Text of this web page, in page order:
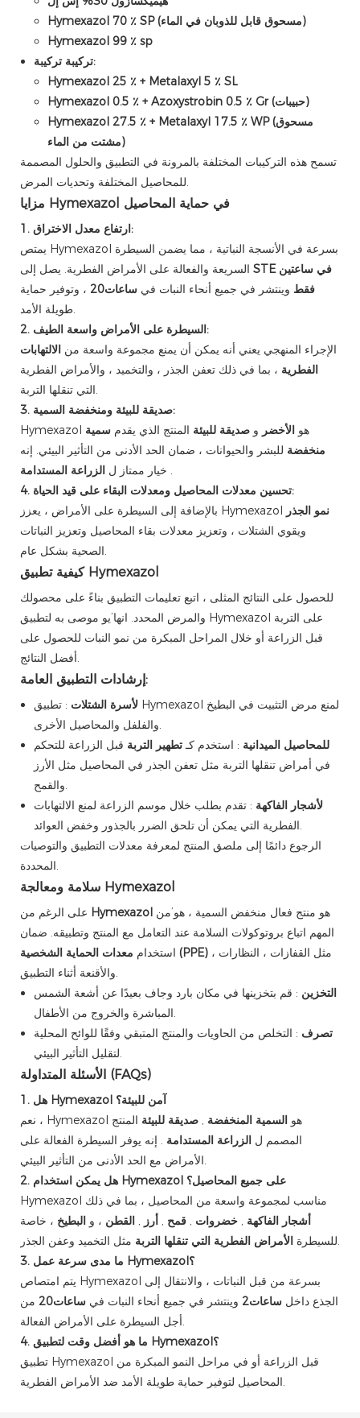
Hymexazol 70 ٪ SP (مسحوق قابل للذوبان في الماء)
Hymexazol 99 ٪ sp
تركيبة تركيبة:
Hymexazol 25 ٪ + Metalaxyl 5 ٪ SL
Hymexazol 0.5 ٪ + Azoxystrobin 0.5 ٪ Gr (حبيبات)
Hymexazol 27.5 ٪ + Metalaxyl 17.5 ٪ WP (مسحوق
مشتت من الماء)
تسمح هذه التركيبات المختلفة بالمرونة في التطبيق والحلول المصممة
للمحاصيل المختلفة وتحديات المرض.
مزايا Hymexazol في حماية المحاصيل
1. ارتفاع معدل الاختراق:
يمتص Hymexazol بسرعة في الأنسجة النباتية ، مما يضمن السيطرة
STE في ساعتين
فقط وينتشر في جميع أنحاء النبات في ساعات20
، وتوفير حماية
طويلة الأمد.
2. السيطرة على الأمراض واسعة الطيف:
الإجراء المنهجي يعني أنه يمكن أن يمنع مجموعة واسعة من الالتهابات
الفطرية ، بما في ذلك تعفن الجذر ، والتخميد ، والأمراض الفطرية
التي تنقلها التربة.
3. صديقة للبيئة ومنخفضة السمية:
Hymexazol هو الأخضر و صديقة للبيئة المنتج الذي يقدم سمية
منخفضة للبشر والحيوانات ، ضمان الحد الأدنى من التأثير البيئي. إنه
خيار ممتاز ل .
4. تحسين معدلات المحاصيل ومعدلات البقاء على قيد الحياة:
بالإضافة إلى السيطرة على الأمراض ، يعزز Hymexazol نمو الجذر
ويقوي الشتلات ، وتعزيز معدلات بقاء المحاصيل وتعزيز النباتات
الصحية بشكل عام.
كيفية تطبيق Hymexazol
للحصول على النتائج المثلى ، اتبع تعليمات التطبيق بناءً على محصولك
والمرض المحدد. انها’يو موصى به لتطبيق Hymexazol على التربة
قبل الزراعة أو خلال المراحل المبكرة من نمو النبات للحصول على
أفضل النتائج.
إرشادات التطبيق العامة:
لأسرة الشتلات : تطبيق Hymexazol لمنع مرض التثبيت في البطيخ
والفلفل والمحاصيل الأخرى.
للمحاصيل الميدانية : استخدم كـتطهير التربة قبل الزراعة للتحكم
في أمراض تنقلها التربة مثل تعفن الجذر في المحاصيل مثل الأرز
والقمح.
لأشجار الفاكهة : تقدم بطلب خلال موسم الزراعة لمنع الالتهابات
الفطرية التي يمكن أن تلحق الضرر بالجذور وخفض العوائد.
الرجوع دائمًا إلى ملصق المنتج لمعرفة معدلات التطبيق والتوصيات
المحددة.
سلامة ومعالجة Hymexazol
Hymexazol هو منتج فعال منخفض السمية ، هو’من
المهم اتباع بروتوكولات السلامة عند التعامل مع المنتج وتطبيقه. ضمان
استخدام معدات الحماية الشخصية (PPE) مثل القفازات ، النظارات ،
والأقنعة أثناء التطبيق.
التخزين : قم بتخزينها في مكان بارد وجاف بعيدًا عن أشعة الشمس
المباشرة والخروج من الأطفال.
تصرف : التخلص من الحاويات والمنتج المتبقي وفقًا للوائح المحلية
لتقليل التأثير البيئي.
الأسئلة المتداولة (FAQs)
1. هل Hymexazol آمن للبيئة؟
نعم ، Hymexazol هو السمية المنخفضة , صديقة للبيئة المنتج
المصمم ل الزراعة المستدامة . إنه يوفر السيطرة الفعالة على
الأمراض مع الحد الأدنى من التأثير البيئي.
2. هل يمكن استخدام Hymexazol على جميع المحاصيل؟
Hymexazol مناسب لمجموعة واسعة من المحاصيل ، بما في ذلك
أشجار الفاكهة , خضروات , قمح , أرز , القطن ، و البطيخ ، خاصة
للسيطرة الأمراض الفطرية التي تنقلها التربة
مثل التخميد وعفن الجذر.
3. ما مدى سرعة عمل Hymexazol؟
يتم امتصاص Hymexazol بسرعة من قبل النباتات ، والانتقال إلى
الجذع داخل ساعات2 وينتشر في جميع أنحاء النبات في ساعات20
من
أجل السيطرة على الأمراض الفعالة.
4. ما هو أفضل وقت لتطبيق Hymexazol؟
تطبيق Hymexazol قبل الزراعة أو في مراحل النمو المبكرة من
المحاصيل لتوفير حماية طويلة الأمد ضد الأمراض الفطرية.